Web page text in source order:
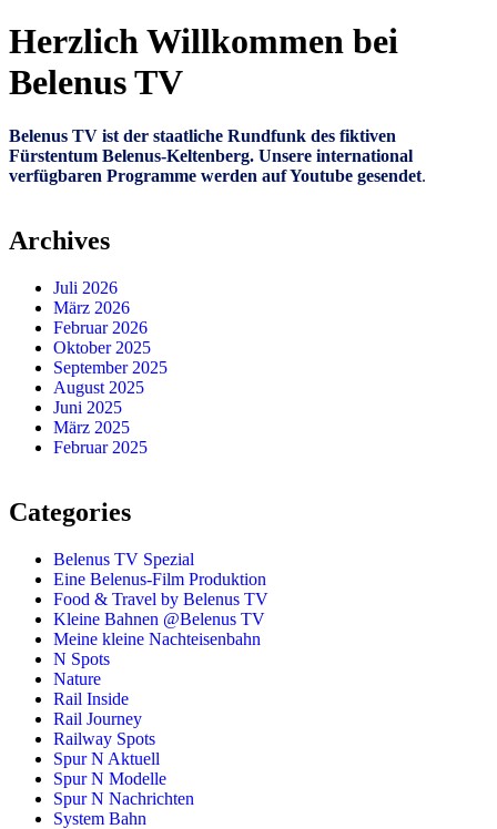
Herzlich Willkommen bei
Belenus TV
Belenus TV ist der staatliche Rundfunk des fiktiven
Fürstentum Belenus-Keltenberg. Unsere international
verfügbaren Programme werden auf Youtube gesendet.
Archives
Juli 2026
März 2026
Februar 2026
Oktober 2025
September 2025
August 2025
Juni 2025
März 2025
Februar 2025
Categories
Belenus TV Spezial
Eine Belenus-Film Produktion
Food & Travel by Belenus TV
Kleine Bahnen @Belenus TV
Meine kleine Nachteisenbahn
N Spots
Nature
Rail Inside
Rail Journey
Railway Spots
Spur N Aktuell
Spur N Modelle
Spur N Nachrichten
System Bahn